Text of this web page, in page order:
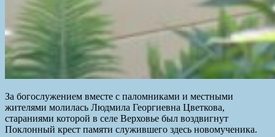
За богослужением вместе с паломниками и местными
жителями молилась Людмила Георгиевна Цветкова,
стараниями которой в селе Верховье был воздвигнут
Поклонный крест памяти служившего здесь новомученика.